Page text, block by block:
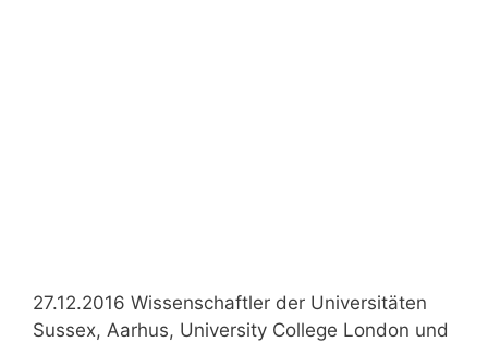
27.12.2016 Wissenschaftler der Universitäten
Sussex, Aarhus, University College London und